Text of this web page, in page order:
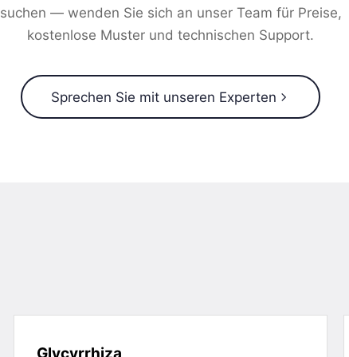
suchen — wenden Sie sich an unser Team für Preise,
kostenlose Muster und technischen Support.
Sprechen Sie mit unseren Experten